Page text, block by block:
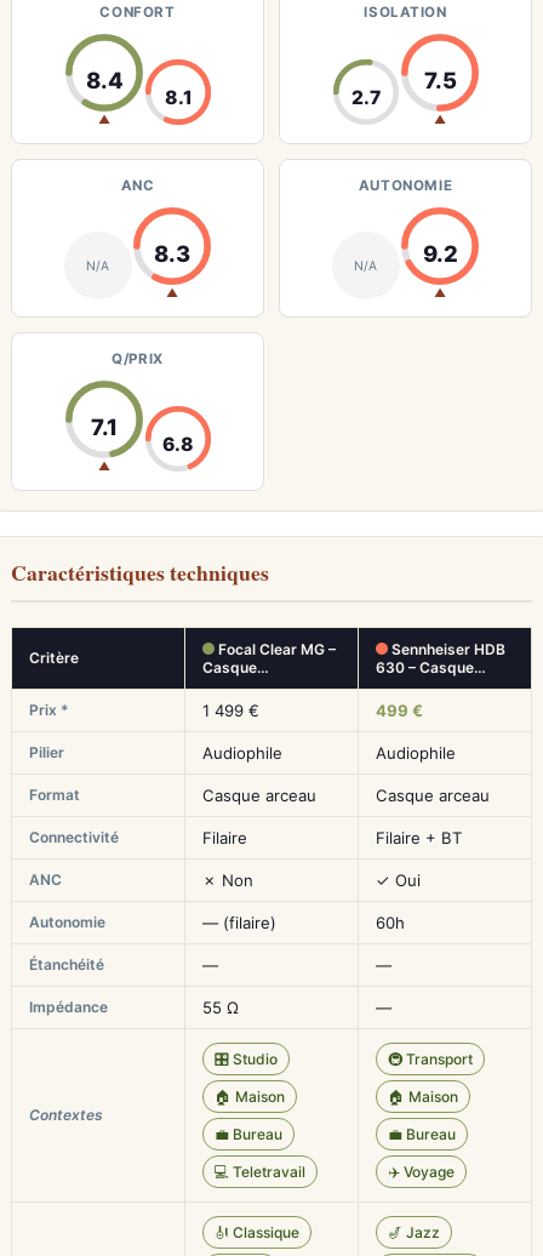
CONFORT
8.4
▲
8.1
ISOLATION
2.7
7.5
▲
ANC
N/A 8.3
▲
AUTONOMIE
N/A 9.2
▲
Q/PRIX
7.1
▲
6.8
Caractéristiques techniques
Critère
Focal Clear MG –
Casque…
Sennheiser HDB
630 – Casque…
Prix * 1 499 € 499 €
Pilier Audiophile Audiophile
Format Casque arceau Casque arceau
Connectivité Filaire Filaire + BT
ANC ✗ Non ✓ Oui
Autonomie — (filaire) 60h
Étanchéité — —
Impédance 55 Ω —
Contextes
🎛️ Studio
🏠 Maison
💼 Bureau
💻 Teletravail
🚇 Transport
🏠 Maison
💼 Bureau
✈️ Voyage
🎻 Classique 🎷 Jazz